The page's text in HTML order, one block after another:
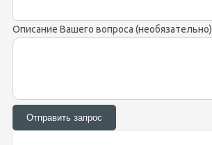
Описание Вашего вопроса (необязательно)